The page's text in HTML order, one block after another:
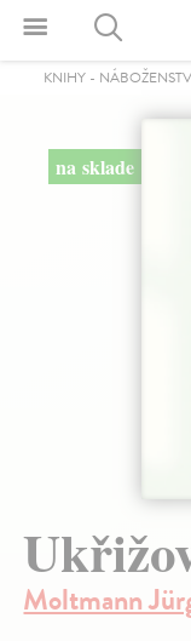
KNIHY-
na sklade
Moltmann